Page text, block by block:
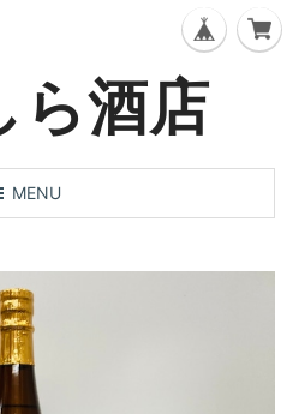
ら酒店
T
o
g
l
e
n
v
MENU